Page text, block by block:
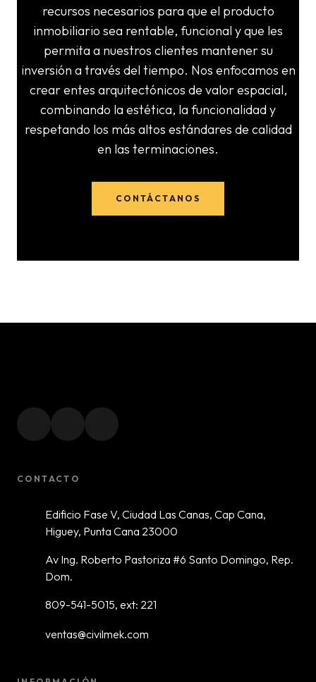
recursos necesarios para que el producto
inmobiliario sea rentable, funcional y que les
permita a nuestros clientes mantener su
inversión a través del tiempo. Nos enfocamos en
crear entes arquitectónicos de valor espacial,
combinando la estética, la funcionalidad y
respetando los más altos estándares de calidad
en las terminaciones.
CONTÁCTANOS
CONTACTO
Edificio Fase V, Ciudad Las Canas, Cap Cana,
Higuey, Punta Cana 23000
Av Ing. Roberto Pastoriza #6 Santo Domingo, Rep.
Dom.
809-541-5015, ext: 221
ventas@civilmek.com